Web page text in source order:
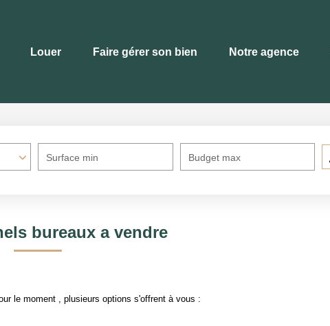
Louer Faire gérer son bien Notre agence
Surface min Budget max
bureaux a vendre
le moment , plusieurs options s'offrent à vous :